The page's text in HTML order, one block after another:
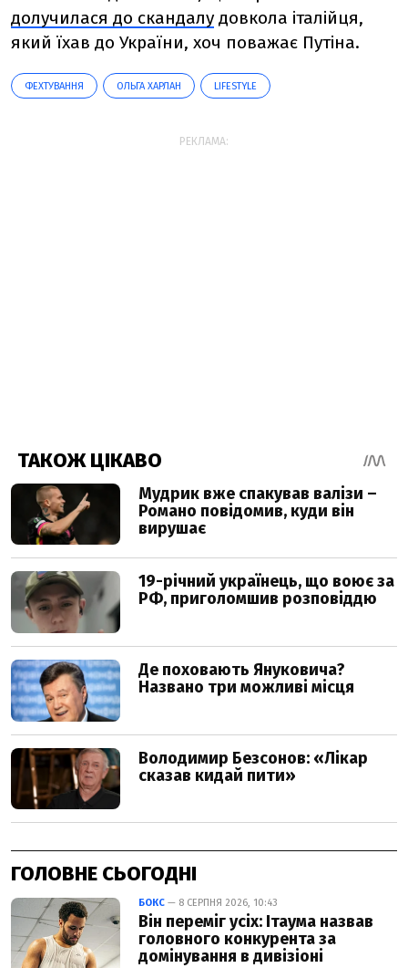
долучилася до скандалу довкола італійця,
який їхав до України, хоч поважає Путіна.
ФЕХТУВАННЯ ОЛЬГА ХАРЛАН LIFESTYLE
РЕКЛАМА:
ГОЛОВНЕ СЬОГОДНІ
БОКС — 8 СЕРПНЯ 2026, 10:43
Він переміг усіх: Ітаума назвав
головного конкурента за
домінування в дивізіоні